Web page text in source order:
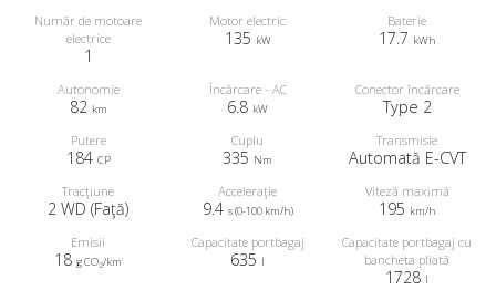
Număr de motoare
electrice
1
Motor electric
135 kW
Baterie
17.7 kWh
Autonomie
82 km
Încărcare - AC
6.8 kW
Conector încărcare
Type 2
Putere
184 CP
Cuplu
335 Nm
Transmisie
Automată E-CVT
Tracţiune
2 WD (Faţă)
Acceleraţie
9.4 s (0-100 km/h)
Viteză maximă
195 km/h
Emisii
18 g CO2/km
Capacitate portbagaj
635 l
Capacitate portbagaj cu
bancheta pliată
1728 l